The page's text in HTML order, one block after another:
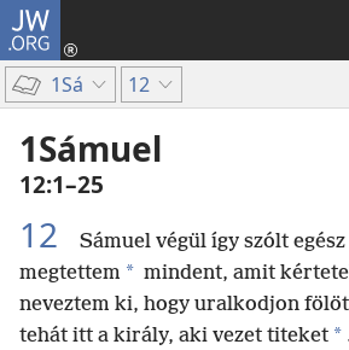
JW.ORG
1Sá 12
1Sámuel
12:1–25
12
Sámuel végül így szólt
megtettem * mindent, amit
neveztem ki, hogy uralkodjon
tehát itt a király, aki vezet titeket *